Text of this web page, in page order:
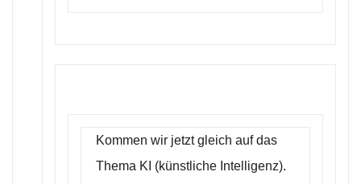
Kommen wir jetzt gleich auf das
Thema KI (künstliche Intelligenz).